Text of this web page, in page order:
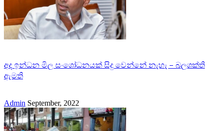
අද ඉන්ධන මිල සංශෝධනයක් සිදු වෙන්නේ නැහැ – බලශක්ති
ඇමති
Admin September, 2022